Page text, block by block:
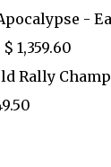
-
1,359.60
Rally